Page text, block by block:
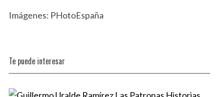
Imágenes: PHotoEspaña
Te puede interesar
S